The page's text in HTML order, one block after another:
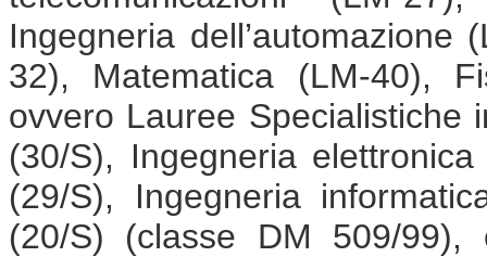
Ingegneria dell’automazione
32), Matematica (LM-40),
ovvero Lauree Specialistiche
(30/S), Ingegneria
(29/S), Ingegneria
(20/S) (classe DM 509/99),